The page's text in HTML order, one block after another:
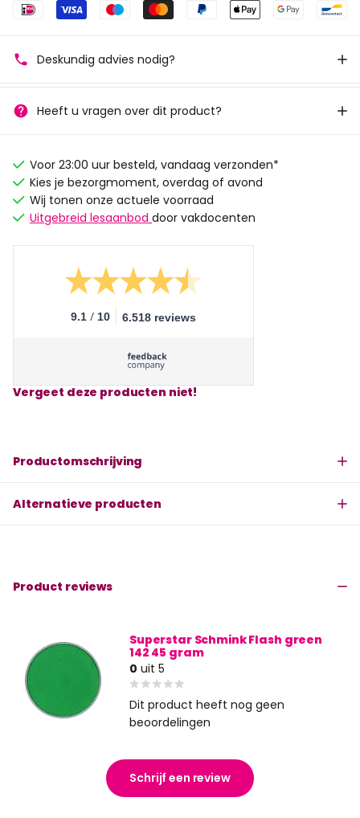
Deskundig advies nodig?
Heeft u vragen over dit product?
Voor 23:00 uur besteld, vandaag verzonden*
Kies je bezorgmoment, overdag of avond
Wij tonen onze actuele voorraad
Uitgebreid lesaanbod door vakdocenten
9.1 / 10 6.518 reviews
Vergeet deze producten niet!
Productomschrijving
Alternatieve producten
Product reviews
Superstar Schmink Flash green
142 45 gram
0 uit 5
Dit product heeft nog geen
beoordelingen
Schrijf een review